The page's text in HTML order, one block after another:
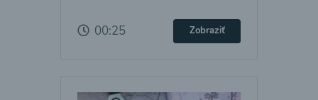
00:25 Zobraziť